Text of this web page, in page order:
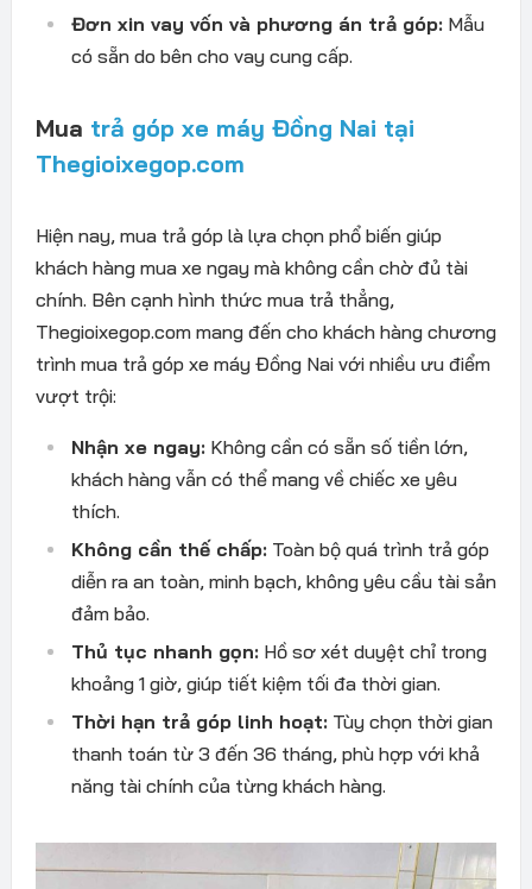
Đơn xin vay vốn và phương án trả góp:Mẫu
có sẵn do bên cho vay cung cấp.
Mua trả góp xe máy Đồng Nai tại
Thegioixegop.com
Hiện nay, mua trả góplà lựa chọn phổ biến giúp
khách hàng muaxe ngay mà không cần chờ đủ tài
chính. Bên cạnh hình thức mua trả thẳng,
Thegioixegop.com mang đến cho khách hàng chương
trìnhmua trả góp xe máy Đồng Naivới nhiều ưu điểm
vượt trội:
Nhận xe ngay:Không cần có sẵn số tiền lớn,
khách hàng vẫn có thể mang về chiếc xe yêu
thích.
Không cần thế chấp:Toàn bộ quá trình trả góp
diễn ra an toàn, minh bạch, không yêu cầu tài sản
đảm bảo.
Thủ tục nhanh gọn:Hồ sơ xét duyệt chỉ trong
khoảng 1 giờ, giúp tiết kiệm tối đa thời gian.
Thời hạn trả góp linh hoạt:Tùy chọn thời gian
thanh toán từ 3 đến 36 tháng, phù hợp với khả
năng tài chính của từng khách hàng.